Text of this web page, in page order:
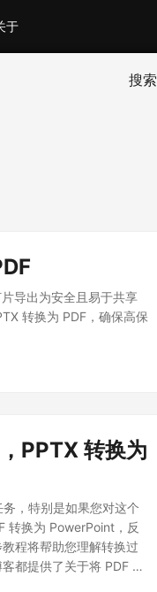
于
搜索
导出为安全且易于共享
转换为 PDF，确保高保
PPTX 转换为
，特别是如果您对这个
转换为 PowerPoint，反
程将帮助您理解转换过
都提供了关于将 PDF 转